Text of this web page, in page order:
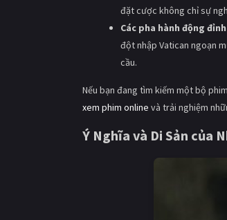
đặt cược không chỉ sự
Các pha hành động
đột nhập Vatican ngoạn
cầu.
Nếu bạn đang tìm kiếm một bộ
xem phim online và trải nghiệm
Ý Nghĩa và Di Sản của